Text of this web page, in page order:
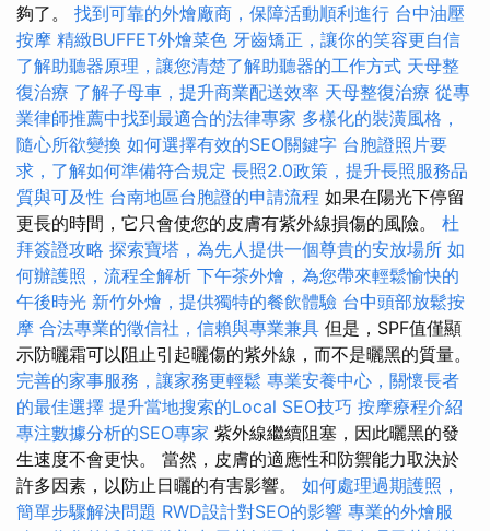
夠了。 找到可靠的外燴廠商，保障活動順利進行 台中油壓
按摩 精緻BUFFET外燴菜色 牙齒矯正，讓你的笑容更自信
了解助聽器原理，讓您清楚了解助聽器的工作方式 天母整
復治療 了解子母車，提升商業配送效率 天母整復治療 從專
業律師推薦中找到最適合的法律專家 多樣化的裝潢風格，
隨心所欲變換 如何選擇有效的SEO關鍵字 台胞證照片要
求，了解如何準備符合規定 長照2.0政策，提升長照服務品
質與可及性 台南地區台胞證的申請流程 如果在陽光下停留
更長的時間，它只會使您的皮膚有紫外線損傷的風險。 杜
拜簽證攻略 探索寶塔，為先人提供一個尊貴的安放場所 如
何辦護照，流程全解析 下午茶外燴，為您帶來輕鬆愉快的
午後時光 新竹外燴，提供獨特的餐飲體驗 台中頭部放鬆按
摩 合法專業的徵信社，信賴與專業兼具 但是，SPF值僅顯
示防曬霜可以阻止引起曬傷的紫外線，而不是曬黑的質量。
完善的家事服務，讓家務更輕鬆 專業安養中心，關懷長者
的最佳選擇 提升當地搜索的Local SEO技巧 按摩療程介紹
專注數據分析的SEO專家 紫外線繼續阻塞，因此曬黑的發
生速度不會更快。 當然，皮膚的適應性和防禦能力取決於
許多因素，以防止日曬的有害影響。 如何處理過期護照，
簡單步驟解決問題 RWD設計對SEO的影響 專業的外燴服